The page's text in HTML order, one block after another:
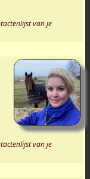
van je
van je